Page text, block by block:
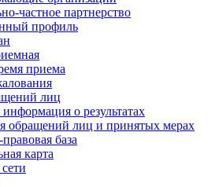
частное партнерство
профиль
приема
лиц
о результатах
обращений лиц и принятых мерах
база
карта